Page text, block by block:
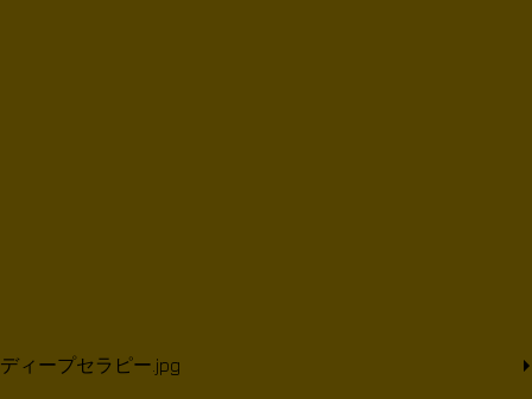
ディープセラピー.jpg